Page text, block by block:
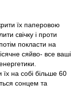
їх паперовою
свічку і проти
покласти на
сяйво- все ваші
на собі більше 60
сонцем та